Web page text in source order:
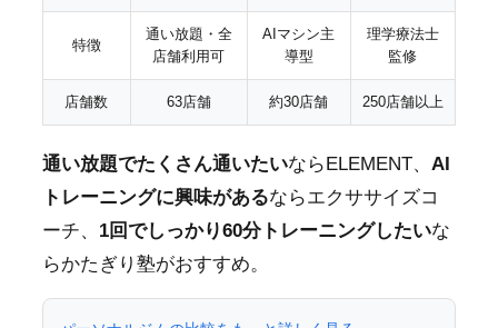
特徴
通い放題・全
店舗利用可
AIマシン主
導型
理学療法士
監修
店舗数 63店舗 約30店舗 250店舗以上
通い放題でたくさん通いたいならELEMENT、 AI
トレーニングに興味があるならエクササイズコ
ーチ、 1回でしっかり60分トレーニングしたいな
らかたぎり塾がおすすめ。